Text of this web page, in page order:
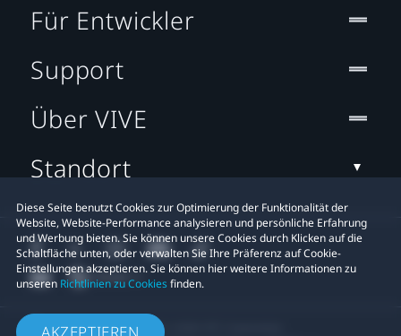
Diese Seite benutzt Cookies zur Optimierung der Funktionalität der
Website, Website-Performance analysieren und persönliche Erfahrung
und Werbung bieten. Sie können unsere Cookies durch Klicken auf die
Schaltfläche unten, oder verwalten Sie Ihre Präferenz auf Cookie-
Einstellungen akzeptieren. Sie können hier weitere Informationen zu
unseren Richtlinien zu Cookiesfinden.
Für Entwickler
Support
Über VIVE
Standort
© 2011-2026 HTC Corporation